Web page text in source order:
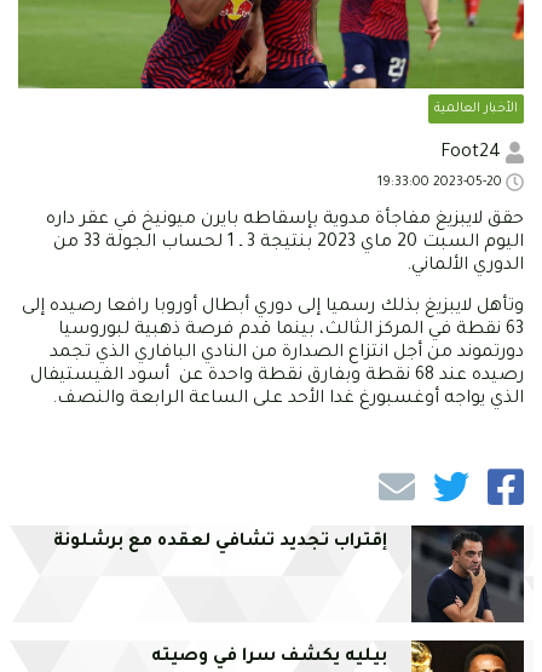
الأخبار العالمية
حقق لايبزيغ مفاجأة مدوية بإسقاطه بايرن ميونيخ في عقر داره
اليوم السبت 20 ماي 2023 بنتيجة 3 ـ 1 لحساب الجولة 33 من
الدوري الألماني.
وتأهل لايبزيغ بذلك رسميا إلى دوري أبطال أوروبا رافعا رصيده إلى
63 نقطة في المركز الثالث، بينما قدم فرصة ذهبية لبوروسيا
دورتموند من أجل انتزاع الصدارة من النادي البافاري الذي تجمد
رصيده عند 68 نقطة وبفارق نقطة واحدة عن أسود الفيستيفال
الذي يواجه أوغسبورغ غدا الأحد على الساعة الرابعة والنصف.
إقتراب تجديد تشافي لعقده مع برشلونة
بيليه يكشف سرا في وصيته